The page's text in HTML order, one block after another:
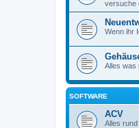
versuche
Wenn ihr
Alles was
SOFTWARE
ACV
Alles